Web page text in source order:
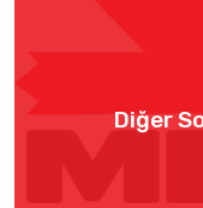
Diğer